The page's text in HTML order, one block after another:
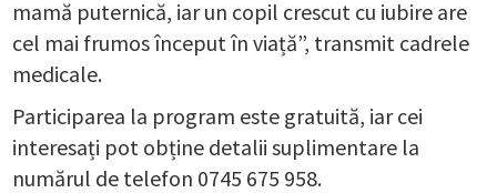
mamă puternică, iar un copil crescut cu iubire are
cel mai frumos început în viață”, transmit cadrele
medicale.
Participarea la program este gratuită, iar cei
interesați pot obține detalii suplimentare la
numărul de telefon 0745 675 958.